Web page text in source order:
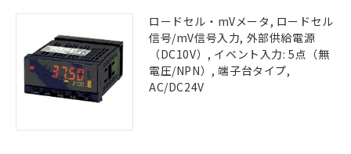
ロードセル・mVメータ, ロードセル
信号/mV信号入力, 外部供給電源
（DC10V）, イベント入力: 5点（無
電圧/NPN）, 端子台タイプ,
AC/DC24V